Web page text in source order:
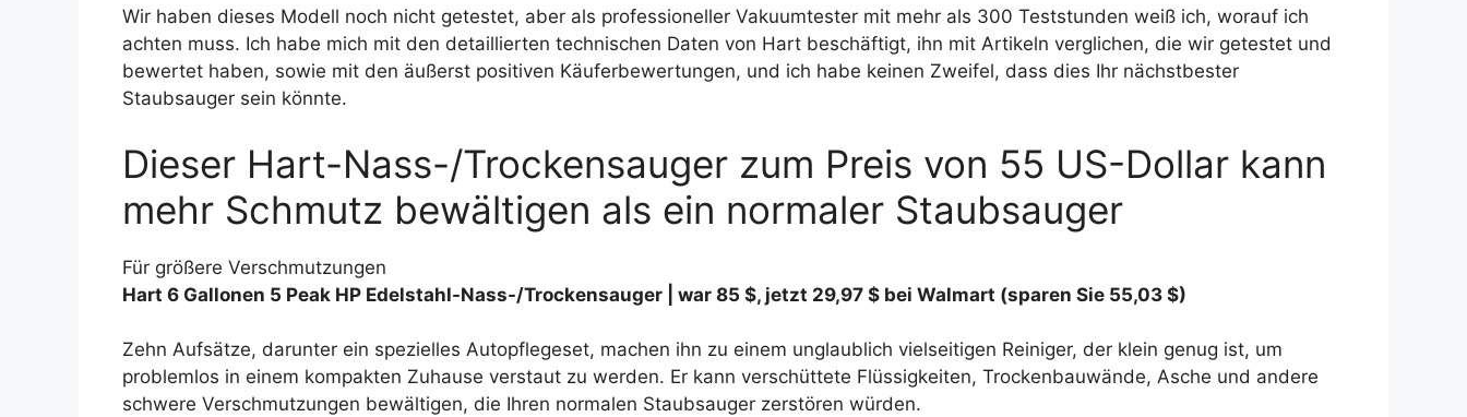
Wir haben dieses Modell noch nicht getestet, aber als professioneller Vakuumtester mit mehr als 300 Teststunden weiß ich, worauf ich
achten muss. Ich habe mich mit den detaillierten technischen Daten von Hart beschäftigt, ihn mit Artikeln verglichen, die wir getestet und
bewertet haben, sowie mit den äußerst positiven Käuferbewertungen, und ich habe keinen Zweifel, dass dies Ihr nächstbester
Staubsauger sein könnte.
Dieser Hart-Nass-/Trockensauger zum Preis von 55 US-Dollar kann
mehr Schmutz bewältigen als ein normaler Staubsauger
Für größere Verschmutzungen
Hart 6 Gallonen 5 Peak HP Edelstahl-Nass-/Trockensauger | war 85 $, jetzt 29,97 $ bei Walmart (sparen Sie 55,03 $)
Zehn Aufsätze, darunter ein spezielles Autopflegeset, machen ihn zu einem unglaublich vielseitigen Reiniger, der klein genug ist, um
problemlos in einem kompakten Zuhause verstaut zu werden. Er kann verschüttete Flüssigkeiten, Trockenbauwände, Asche und andere
schwere Verschmutzungen bewältigen, die Ihren normalen Staubsauger zerstören würden.